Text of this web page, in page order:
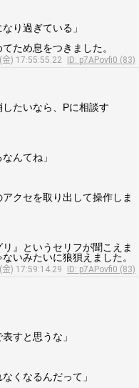
り過ぎている」
ため息をつきました。
) 17:55:55.22
ID: p7APovfi0 (83)
たいなら、Pに相談す
んてね」
クセを取り出して操作しま
』というセリフが聞こえま
いみたいに狼狽えました。
) 17:59:14.29
ID: p7APovfi0 (83)
すと思うな」
くなるんだって」